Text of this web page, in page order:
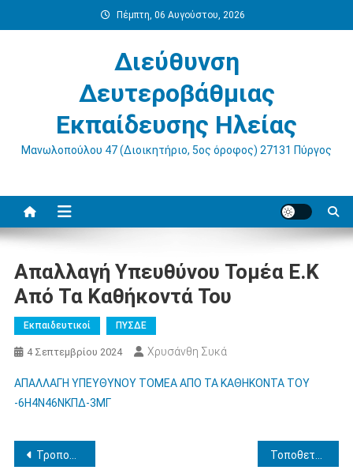
στο
Πέμπτη, 06 Αυγούστου, 2026
Διεύθυνση
Δευτεροβάθμιας
Εκπαίδευσης Ηλείας
Μανωλοπούλου 47 (Διοικητήριο, 5ος όροφος) 27131 Πύργος
Απαλλαγή Υπευθύνου Τομέα Ε.Κ
Από Τα Καθήκοντά Του
Εκπαιδευτικοί ΠΥΣΔΕ
4 Σεπτεμβρίου 2024 Χρυσάνθη Συκά
ΑΠΑΛΛΑΓΗ ΥΠΕΥΘΥΝΟΥ ΤΟΜΕΑ ΑΠΟ ΤΑ ΚΑΘΗΚΟΝΤΑ ΤΟΥ
-6Η4Ν46ΝΚΠΔ-3ΜΓ
Πλοήγηση
Τροποποίηση αποσπάσεων εκπ/κών εντός ΠΥΣΔΕ-άλλο ΠΥΣΔΕ-Νέες αποσπάσεις